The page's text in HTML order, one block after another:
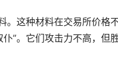
。这种材料在交易所价格
”。它们攻击力不高，但